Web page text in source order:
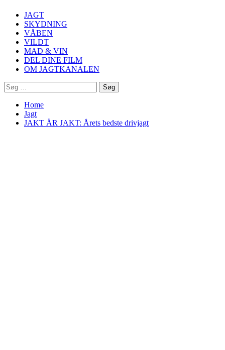
JAGT
SKYDNING
VÅBEN
VILDT
MAD & VIN
DEL DINE FILM
OM JAGTKANALEN
Søg
efter:
Home
Jagt
JAKT ÄR JAKT: Årets bedste drivjagt